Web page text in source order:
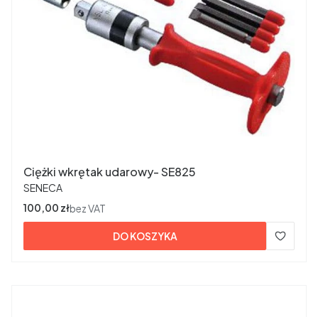
Ciężki wkrętak udarowy- SE825
PRODUCENT
SENECA
Cena
100,00 złbez VAT
DO KOSZYKA